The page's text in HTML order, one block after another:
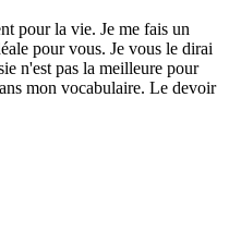
pour la vie. Je me fais un
pour vous. Je vous le dirai
n'est pas la meilleure pour
mon vocabulaire. Le devoir